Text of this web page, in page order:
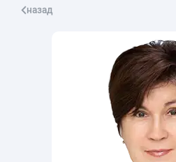
назад